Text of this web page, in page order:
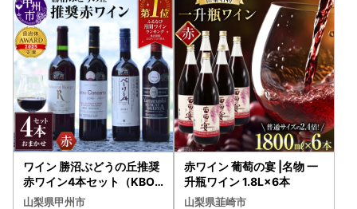
ワイン 勝沼ぶどうの丘推奨
赤ワイン4本セット（KBO
） D-604
山梨県甲州市
赤ワイン 葡萄の宴 |名物 一
升瓶ワイン 1.8L×6本
山梨県韮崎市